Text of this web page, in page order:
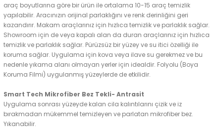
araç boyutlarına göre bir ürün ile ortalama 10-15 araç temizlik
yapılabilir. Aracınızın orijinal parlaklığını ve renk derinliğini geri
kazandırır. Makam araçlarınız için hızlıca temizlik ve parlaklık sağlar.
Showroom için de veya kapalı alan da duran araçlarınız için hızlıca
temizlik ve parlaklık sağlar. Pürüzsüz bir yüzey ve su itici özelliği ile
koruma sağlar. Uygulama için kova veya ilave su gerekmez ve bu
nedenle yıkama alanı olmayan yerler için idealdir. Folyolu (Boya
Koruma Filmi) uygulanmış yüzeylerde de etkilidir.
Smart Tech Mikrofiber Bez Tekli- Antrasit
Uygulama sonrası yüzeyde kalan cila kalıntılarını çizik ve iz
bırakmadan mükemmel temizleyen ve parlatan mikrofiber bez.
Yıkanabilir.